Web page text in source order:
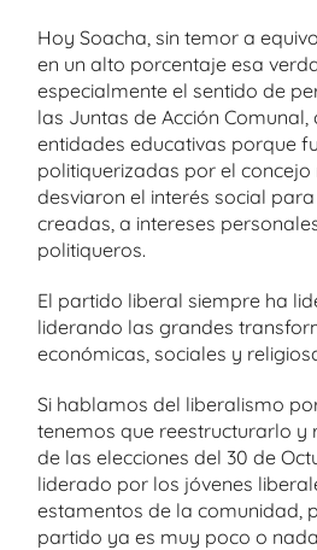
Hoy Soacha, sin temor a
en un alto porcentaje esa
especialmente el sentido de
las Juntas de Acción
entidades educativas porque
politiquerizadas por el concejo
desviaron el interés social
creadas, a intereses
politiqueros.
El partido liberal siempre ha
liderando las grandes
económicas, sociales y
Si hablamos del liberalismo por
tenemos que reestructurarlo y
de las elecciones del 30 de
liderado por los jóvenes
estamentos de la comunidad,
partido ya es muy poco o